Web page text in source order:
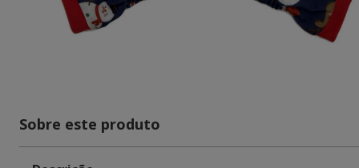
Sobre este produto